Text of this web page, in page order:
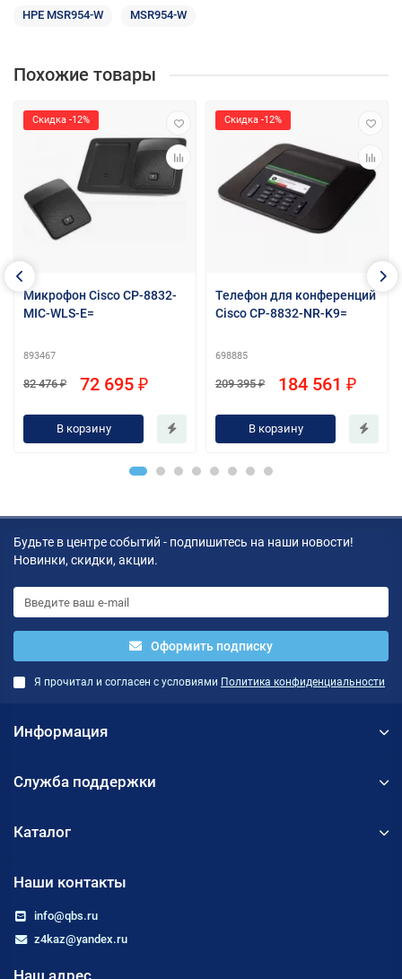
HPE MSR954-W MSR954-W
Похожие товары
Скидка -12%
Микрофон Cisco CP-8832-
MIC-WLS-E=
893467
82 476 ₽ 72 695 ₽
В корзину
Скидка -12%
Телефон для конференций
Cisco CP-8832-NR-K9=
698885
209 395 ₽ 184 561 ₽
В корзину
Будьте в центре событий - подпишитесь на наши новости!
Новинки, скидки, акции.
Оформить подписку
Я прочитал и согласен с условиями Политика конфиденциальности
Информация
Служба поддержки
Каталог
Наши контакты
info@qbs.ru
z4kaz@yandex.ru
Наш адрес